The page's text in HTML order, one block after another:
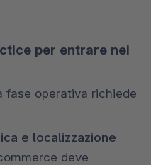
per entrare nei
fase operativa richiede
e localizzazione
deve